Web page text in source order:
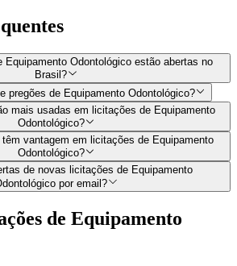
Equipamento Odontológico estão abertas no
Brasil?
pregões de Equipamento Odontológico?
mais usadas em licitações de Equipamento
Odontológico?
vantagem em licitações de Equipamento
Odontológico?
de novas licitações de Equipamento
por email?
de Equipamento